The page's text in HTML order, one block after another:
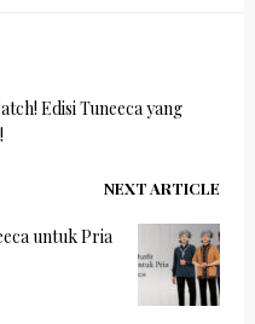
Edisi Tuneeca yang
NEXT ARTICLE
untuk Pria